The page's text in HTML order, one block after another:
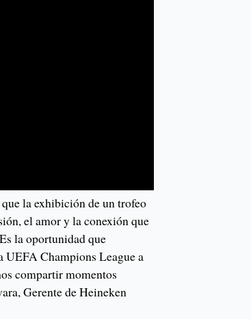
la exhibición de un trofeo
el amor y la conexión que
la oportunidad que
UEFA Champions League a
compartir momentos
Gerente de Heineken